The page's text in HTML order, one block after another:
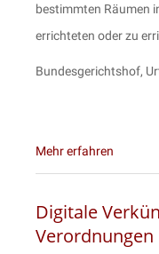
bestimmten Räumen
errichteten oder zu
Bundesgerichtshof,
Mehr erfahren
Digitale
Verordnungen